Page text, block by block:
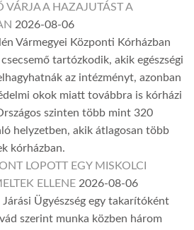
VÁRJA A HAZAJUTÁST A
2026-08-06
Vármegyei Központi Kórházban
tartózkodik, akik egészségi
az intézményt, azonban
okok miatt továbbra is kórházi
szinten több mint 320
helyzetben, akik átlagosan több
kórházban.
LOPOTT EGY MISKOLCI
ELLENE 2026-08-06
Ügyészség egy takarítóként
szerint munka közben három